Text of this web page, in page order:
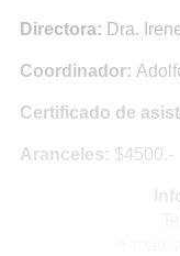
Directora: Dra.
Coordinador:
Certificado de
Aranceles: $4500.-